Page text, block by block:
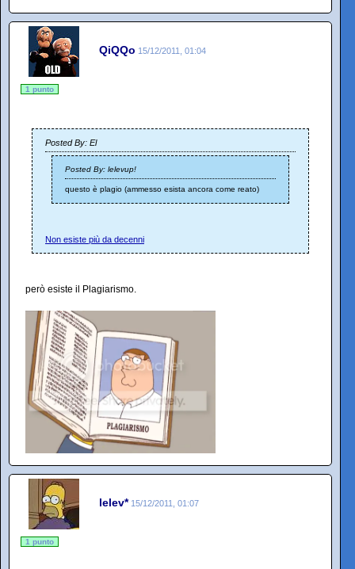
QiQQo 15/12/2011, 01:04
1 punto
Posted By: El
Posted By: lelevup!
questo è plagio (ammesso esista ancora come reato)
Non esiste più da decenni
però esiste il Plagiarismo.
lelev* 15/12/2011, 01:07
1 punto